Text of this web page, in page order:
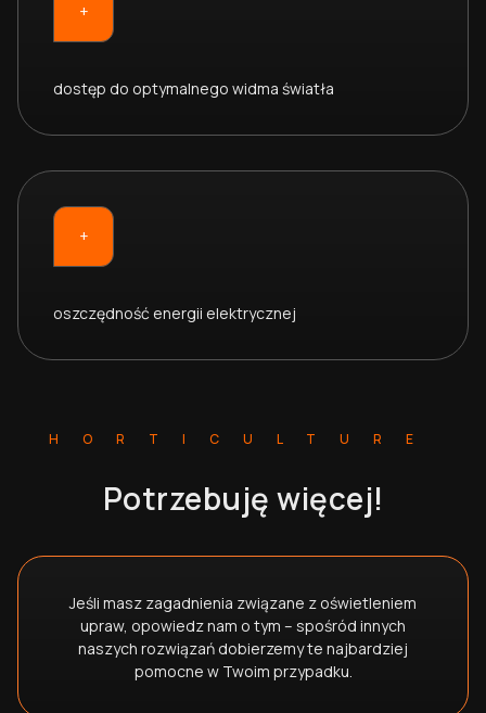
+
dostęp do optymalnego widma światła
+
oszczędność energii elektrycznej
HORTICULTURE
Potrzebuję więcej!
Jeśli masz zagadnienia związane z oświetleniem
upraw, opowiedz nam o tym – spośród innych
naszych rozwiązań dobierzemy te najbardziej
pomocne w Twoim przypadku.